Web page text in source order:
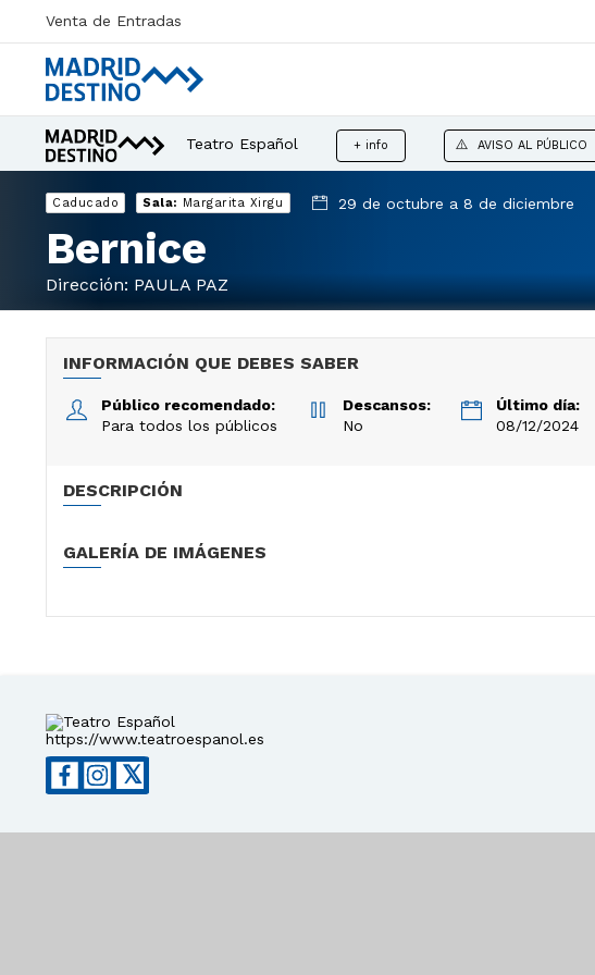
Venta de Entradas
Teatro Español + info AVISO AL PÚBLICO
Caducado Sala: Margarita Xirgu 29 de octubre a 8 de diciembre
Bernice
Dirección: PAULA PAZ
INFORMACIÓN QUE DEBES SABER
Público recomendado:
Para todos los públicos
Descansos:
No
Último día:
08/12/2024
DESCRIPCIÓN
GALERÍA DE IMÁGENES
https://www.teatroespanol.es
𝕏